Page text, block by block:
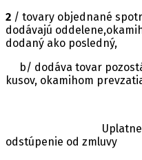
2 / tovary objednané
dodávajú
dodaný ako posledný,
b/ dodáva tovar
kusov, okamihom
Uplatnenie
odstúpenie od zmluvy